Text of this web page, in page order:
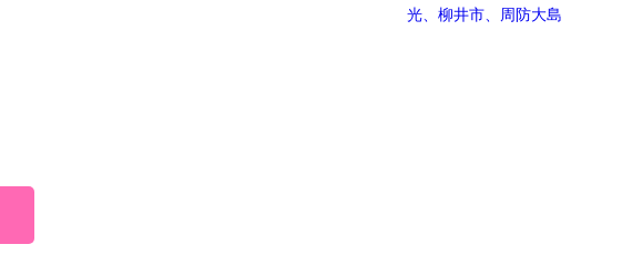
光、柳井市、周防大島